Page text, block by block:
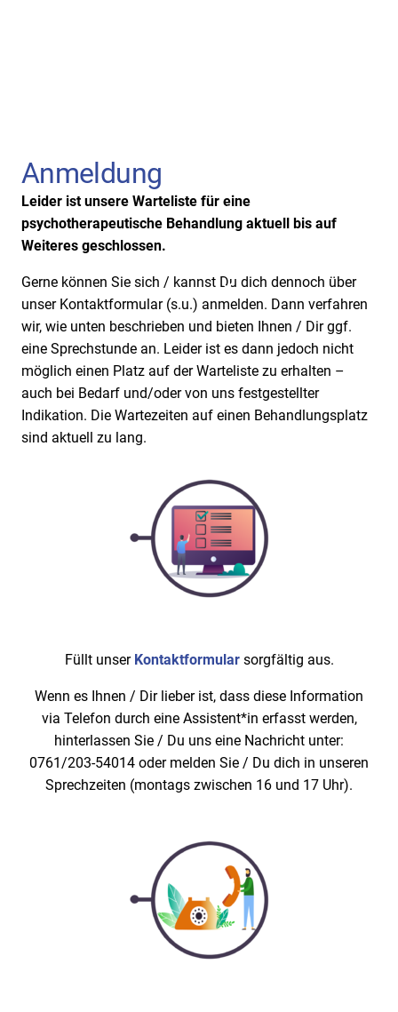
Anmeldung
Leider ist unsere Warteliste für eine
psychotherapeutische Behandlung aktuell bis auf
Weiteres geschlossen.
Gerne können Sie sich / kannst Du dich dennoch über
unser Kontaktformular (s.u.) anmelden. Dann verfahren
wir, wie unten beschrieben und bieten Ihnen / Dir ggf.
eine Sprechstunde an. Leider ist es dann jedoch nicht
möglich einen Platz auf der Warteliste zu erhalten –
auch bei Bedarf und/oder von uns festgestellter
Indikation. Die Wartezeiten auf einen Behandlungsplatz
sind aktuell zu lang.
Füllt unser Kontaktformularsorgfältig aus.
Wenn es Ihnen / Dir lieber ist, dass diese Information
via Telefon durch eine Assistent*in erfasst werden,
hinterlassen Sie / Du uns eine Nachricht unter:
0761/203-54014 oder melden Sie / Du dich in unseren
Sprechzeiten (montags zwischen 16 und 17 Uhr).